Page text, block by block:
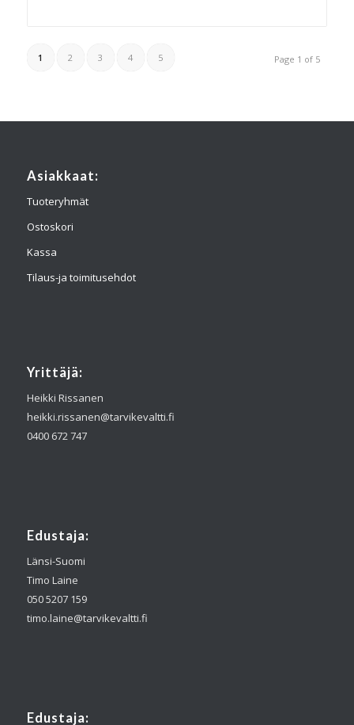
Page 1 of 5
1 2 3 4 5
Asiakkaat:
Tuoteryhmät
Ostoskori
Kassa
Tilaus-ja toimitusehdot
Yrittäjä:
Heikki Rissanen
heikki.rissanen@tarvikevaltti.fi
0400 672 747
Edustaja:
Länsi-Suomi
Timo Laine
050 5207 159
timo.laine@tarvikevaltti.fi
Edustaja: